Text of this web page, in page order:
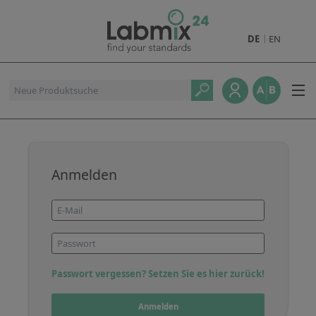
DE EN
Referenzstandards für Lebensmittel und Getränke
Referenzstandards für die Umweltanalytik
Anmelden
Passwort vergessen? Setzen Sie es hier zurück!
Anmelden